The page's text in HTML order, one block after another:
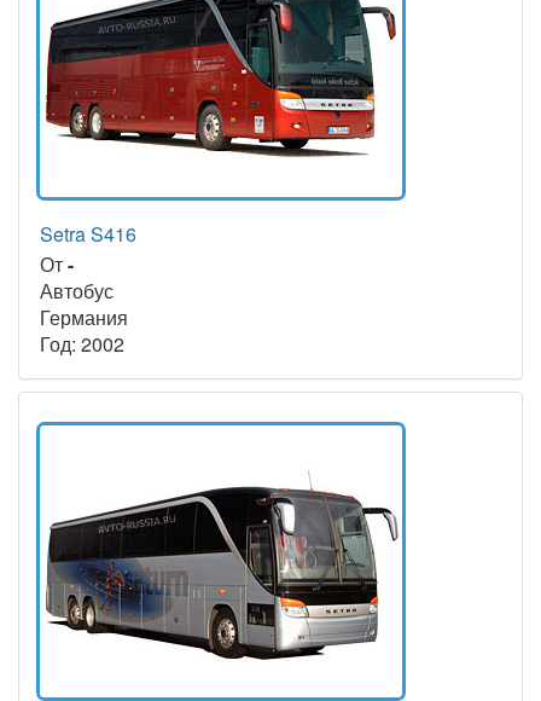
Setra S416
От-
Автобус
Германия
Год: 2002